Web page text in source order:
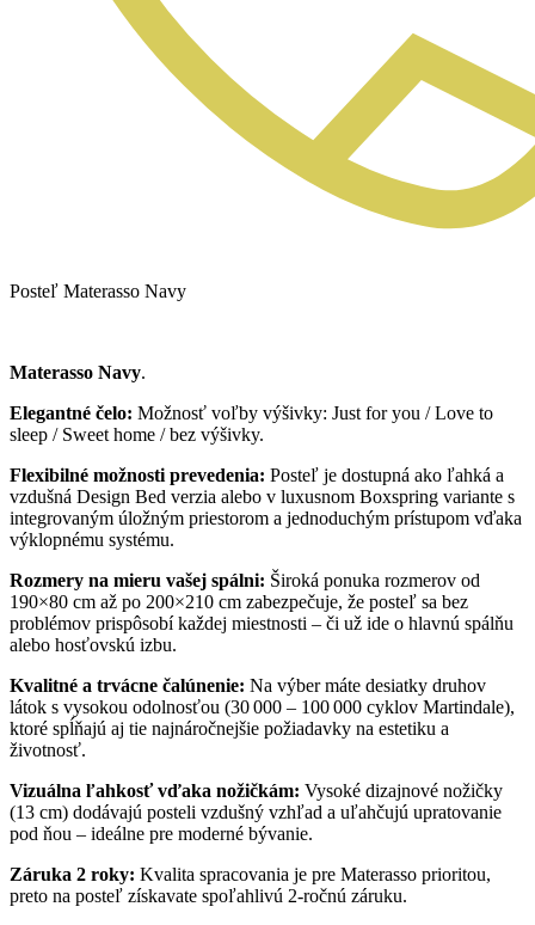
Posteľ Materasso Navy
Materasso Navy.
Elegantné čelo: Možnosť voľby výšivky: Just for you / Love to
sleep / Sweet home / bez výšivky.
Flexibilné možnosti prevedenia: Posteľ je dostupná ako ľahká a
vzdušná Design Bed verzia alebo v luxusnom Boxspring variante s
integrovaným úložným priestorom a jednoduchým prístupom vďaka
výklopnému systému.
Rozmery na mieru vašej spálni: Široká ponuka rozmerov od
190×80 cm až po 200×210 cm zabezpečuje, že posteľ sa bez
problémov prispôsobí každej miestnosti – či už ide o hlavnú spálňu
alebo hosťovskú izbu.
Kvalitné a trvácne čalúnenie: Na výber máte desiatky druhov
látok s vysokou odolnosťou (30 000 – 100 000 cyklov Martindale),
ktoré spĺňajú aj tie najnáročnejšie požiadavky na estetiku a
životnosť.
Vizuálna ľahkosť vďaka nožičkám: Vysoké dizajnové nožičky
(13 cm) dodávajú posteli vzdušný vzhľad a uľahčujú upratovanie
pod ňou – ideálne pre moderné bývanie.
Záruka 2 roky: Kvalita spracovania je pre Materasso prioritou,
preto na posteľ získavate spoľahlivú 2-ročnú záruku.